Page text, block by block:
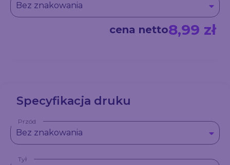
Bez znakowania
cena netto8,99 zł
Specyfikacja druku
Przód
Bez znakowania
Tył